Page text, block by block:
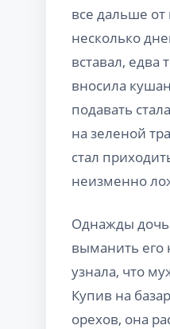
все дальше
несколько
вставал, едва
вносила
подавать
на зеленой
стал
неизменно
Однажды дочь
выманить его
узнала, что
Купив на
орехов, она